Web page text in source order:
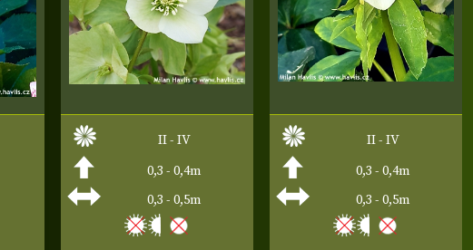
II - IV
0,3 - 0,4m
0,3 - 0,5m
II - IV
0,3 - 0,4m
0,3 - 0,5m